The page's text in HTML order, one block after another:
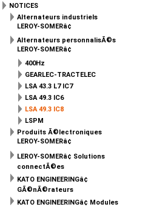
NOTICES
Alternateurs industriels
LEROY-SOMERâ¢
Alternateurs personnalisÃ©s
LEROY-SOMERâ¢
400Hz
GEARLEC-TRACTELEC
LSA 43.3 L7 IC7
LSA 49.3 IC6
LSA 49.3 IC8
LSPM
Produits Ã©lectroniques
LEROY-SOMERâ¢
LEROY-SOMERâ¢ Solutions
connectÃ©es
KATO ENGINEERINGâ¢
GÃ©nÃ©rateurs
KATO ENGINEERINGâ¢ Modules